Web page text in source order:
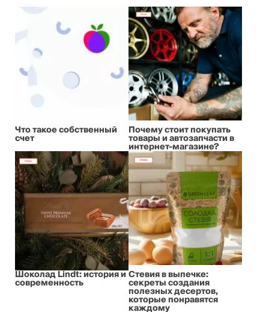
Что такое собственный
счет
Почему стоит покупать
товары и автозапчасти в
интернет-магазине?
Шоколад Lindt: история и
современность
Стевия в выпечке:
секреты создания
полезных десертов,
которые понравятся
каждому